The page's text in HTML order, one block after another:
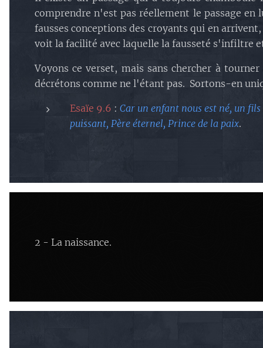
comprendre n'est pas réellement le passage
fausses conceptions des croyants qui en
voit la facilité avec laquelle la fausseté s'infiltre
Voyons ce verset, mais sans chercher à
décrétons comme ne l'étant pas. Sortons-en
Esaïe 9.6 : Car un enfant nous est né, un
puissant, Père éternel, Prince de la paix.
2 - La naissance.